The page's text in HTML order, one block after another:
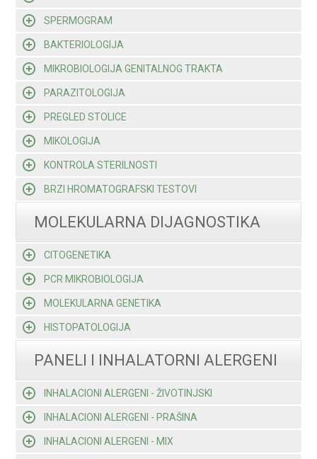
SPERMOGRAM
BAKTERIOLOGIJA
MIKROBIOLOGIJA GENITALNOG TRAKTA
PARAZITOLOGIJA
PREGLED STOLICE
MIKOLOGIJA
KONTROLA STERILNOSTI
BRZI HROMATOGRAFSKI TESTOVI
MOLEKULARNA DIJAGNOSTIKA
CITOGENETIKA
PCR MIKROBIOLOGIJA
MOLEKULARNA GENETIKA
HISTOPATOLOGIJA
PANELI I INHALATORNI ALERGENI
INHALACIONI ALERGENI - ŽIVOTINJSKI
INHALACIONI ALERGENI - PRAŠINA
INHALACIONI ALERGENI - MIX